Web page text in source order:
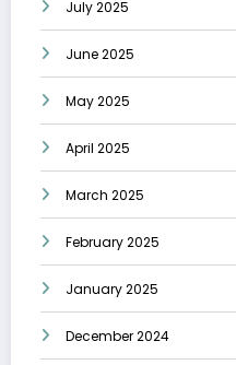
July 2025
June 2025
May 2025
April 2025
March 2025
February 2025
January 2025
December 2024